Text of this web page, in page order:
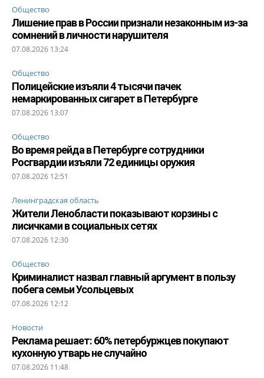
Общество
Лишение прав в России признали незаконным из-за
сомнений в личности нарушителя
07.08.2026 13:24
Общество
Полицейские изъяли 4 тысячи пачек
немаркированных сигарет в Петербурге
07.08.2026 13:07
Общество
Во время рейда в Петербурге сотрудники
Росгвардии изъяли 72 единицы оружия
07.08.2026 12:51
Ленинградская область
Жители Ленобласти показывают корзины с
лисичками в социальных сетях
07.08.2026 12:30
Общество
Криминалист назвал главный аргумент в пользу
побега семьи Усольцевых
07.08.2026 12:12
Новости
Реклама решает: 60% петербуржцев покупают
кухонную утварь не случайно
07.08.2026 11:48